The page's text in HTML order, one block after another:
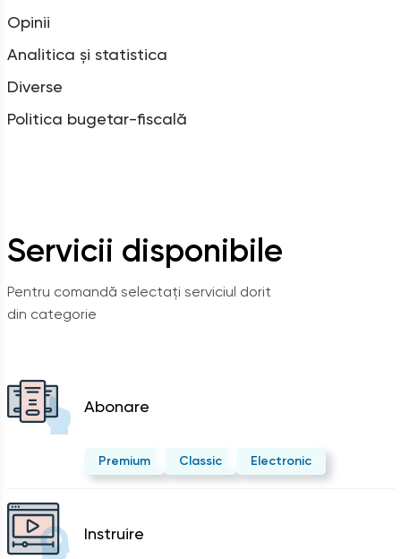
Opinii
Analitica și statistica
Diverse
Politica bugetar-fiscală
Servicii disponibile
Pentru comandă selectați serviciul dorit
din categorie
Abonare
Premium Classic Electronic
Instruire